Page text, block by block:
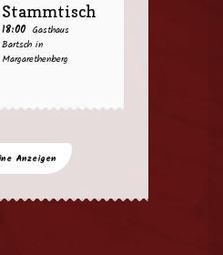
Stammtisch
18:00 Gasthaus
Bartsch in
Margarethenberg
Anzeigen